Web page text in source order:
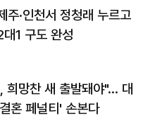
주·인천서 정청래 누르고
1 구도 완성
희망찬 새 출발돼야"… 대
혼 페널티' 손본다